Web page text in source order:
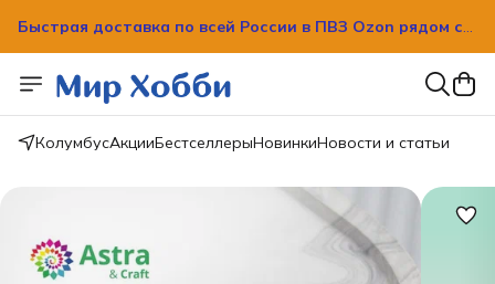
Быстрая доставка по всей России в ПВЗ Ozon рядом с
вашим домом!
Быстрая доставка по всей России в ПВЗ Ozon рядом с
вашим домом!
КолумбусАкцииБестселлерыНовинкиНовости и статьи